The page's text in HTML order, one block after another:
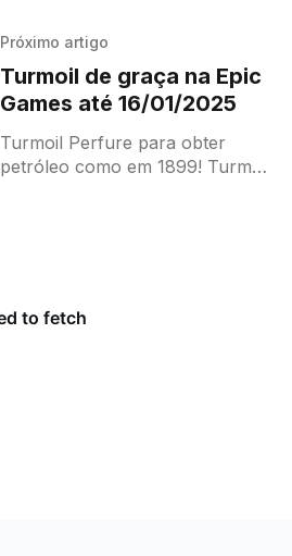
Resgate o jogo aqui. Assista ao
Próximo artigo
Turmoil de graça na Epic
Games até 16/01/2025
Turmoil Perfure para obter
petróleo como em 1899! Turmoil